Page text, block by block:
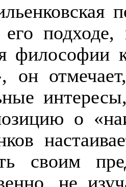
подходе,
философии
он
о
своим
не